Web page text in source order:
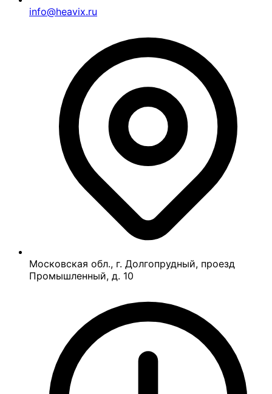
info@heavix.ru
Московская обл., г. Долгопрудный, проезд
Промышленный, д. 10